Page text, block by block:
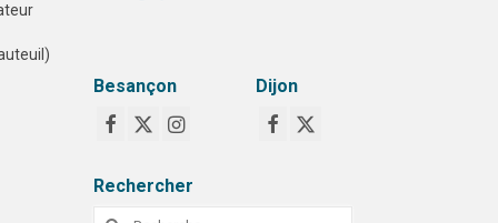
Besançon Dijon
Rechercher
Rechercher